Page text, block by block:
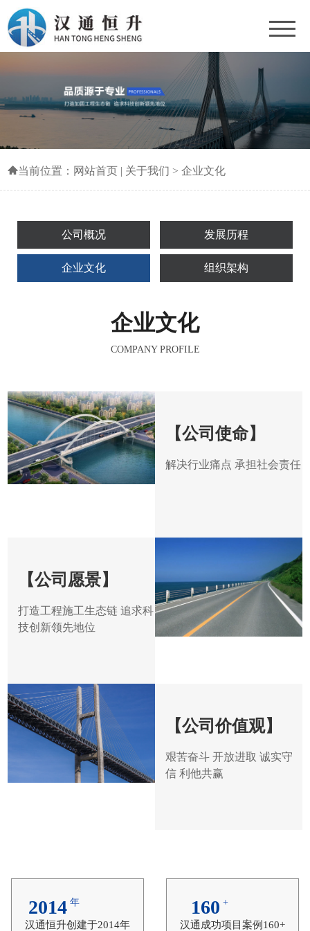
当前位置： 网站首页 | 关于我们 >企业文化
公司概况 发展历程
企业文化 组织架构
企业文化
COMPANY PROFILE
【公司使命】
解决行业痛点 承担社会责任
【公司愿景】
打造工程施工生态链 追求科
技创新领先地位
【公司价值观】
艰苦奋斗 开放进取 诚实守
信 利他共赢
2014 年
汉通恒升创建于2014年
160 +
汉通成功项目案例160+